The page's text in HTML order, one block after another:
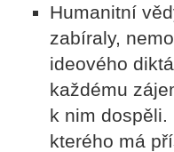
Humanitní
zabíraly,
ideového
každému
k nim
kterého má